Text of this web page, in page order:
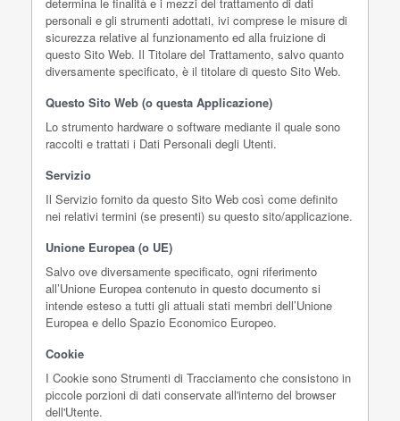
personali e gli strumenti adottati, ivi comprese le misure di
sicurezza relative al funzionamento ed alla fruizione di
questo Sito Web. Il Titolare del Trattamento, salvo quanto
diversamente specificato, è il titolare di questo Sito Web.
Questo Sito Web (o questa Applicazione)
Lo strumento hardware o software mediante il quale sono
raccolti e trattati i Dati Personali degli Utenti.
Servizio
Il Servizio fornito da questo Sito Web così come definito
nei relativi termini (se presenti) su questo sito/applicazione.
Unione Europea (o UE)
Salvo ove diversamente specificato, ogni riferimento
all’Unione Europea contenuto in questo documento si
intende esteso a tutti gli attuali stati membri dell’Unione
Europea e dello Spazio Economico Europeo.
Cookie
I Cookie sono Strumenti di Tracciamento che consistono in
piccole porzioni di dati conservate all'interno del browser
dell'Utente.